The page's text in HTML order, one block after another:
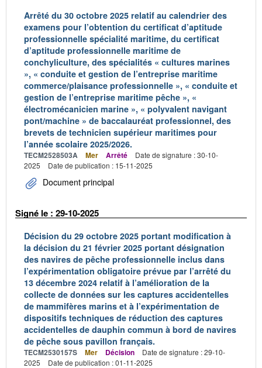
Arrêté du 30 octobre 2025 relatif au calendrier des
examens pour l’obtention du certificat d’aptitude
professionnelle spécialité maritime, du certificat
d’aptitude professionnelle maritime de
conchyliculture, des spécialités « cultures marines
», « conduite et gestion de l’entreprise maritime
commerce/plaisance professionnelle », « conduite et
gestion de l’entreprise maritime pêche », «
électromécanicien marine », « polyvalent navigant
pont/machine » de baccalauréat professionnel, des
brevets de technicien supérieur maritimes pour
l’année scolaire 2025/2026.
TECM2528503A Mer Arrêté
Date de signature : 30-10-
2025
Date de publication : 15-11-2025
Document principal
Signé le : 29-10-2025
Décision du 29 octobre 2025 portant modification à
la décision du 21 février 2025 portant désignation
des navires de pêche professionnelle inclus dans
l’expérimentation obligatoire prévue par l’arrêté du
13 décembre 2024 relatif à l’amélioration de la
collecte de données sur les captures accidentelles
de mammifères marins et à l’expérimentation de
dispositifs techniques de réduction des captures
accidentelles de dauphin commun à bord de navires
de pêche sous pavillon français.
TECM2530157S Mer Décision
Date de signature : 29-10-
2025
Date de publication : 01-11-2025